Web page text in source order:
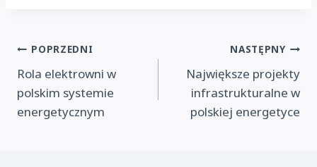
Nawigacja
wpisu
POPRZEDNI
Rola elektrowni w
polskim systemie
energetycznym
NASTĘPNY
Największe projekty
infrastrukturalne w
polskiej energetyce